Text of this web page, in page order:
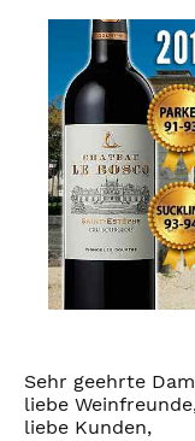
Sehr geehrte
liebe
liebe Kunden,